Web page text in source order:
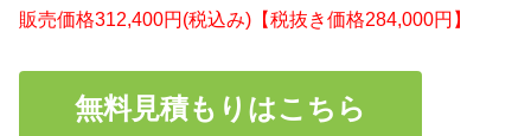
販売価格312,400円(税込み)【税抜き価格284,000円】
無料見積もりはこちら